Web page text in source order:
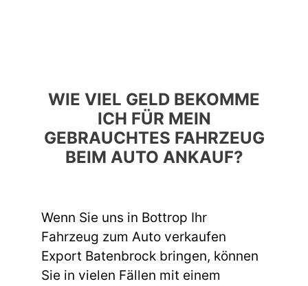
WIE VIEL GELD BEKOMME
ICH FÜR MEIN
GEBRAUCHTES FAHRZEUG
BEIM AUTO ANKAUF?
Wenn Sie uns in Bottrop Ihr
Fahrzeug zum Auto verkaufen
Export Batenbrock bringen, können
Sie in vielen Fällen mit einem